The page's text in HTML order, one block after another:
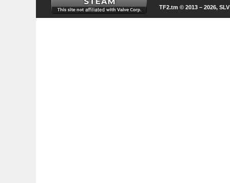
TF2.tm © 2013 – 2026,